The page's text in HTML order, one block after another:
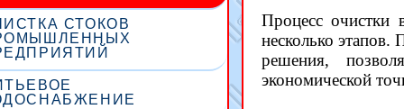
СТОКОВ
Процесс очистки
несколько
решения,
экономической